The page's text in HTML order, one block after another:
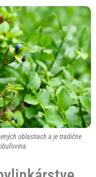
oblastiach a je tradične